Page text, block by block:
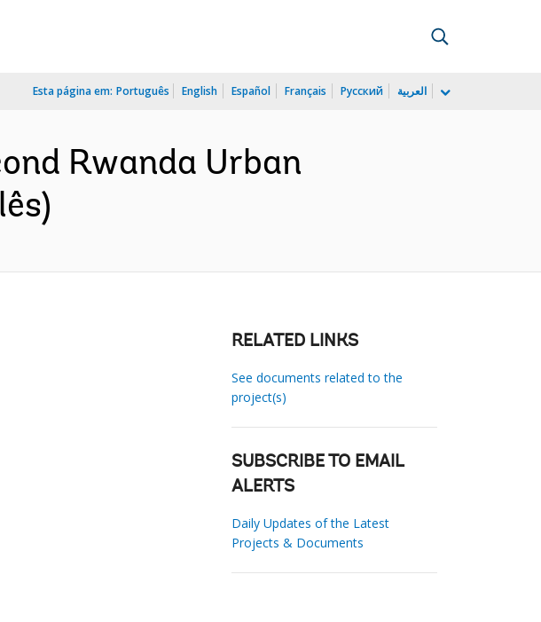
Esta página em: Português English Español Français Русский العربية
Rwanda Urban
RELATED LINKS
See documents related to the
project(s)
SUBSCRIBE TO EMAIL
ALERTS
Daily Updates of the Latest
Projects & Documents